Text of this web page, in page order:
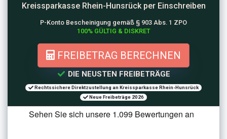
Kreissparkasse Rhein-Hunsrück per Einschreiben
P-Konto Bescheinigung gemäß § 903 Abs. 1 ZPO
100% GÜLTIG & DISKRET
FREIBETRAG BERECHNEN
DIE NEUSTEN FREIBETRÄGE
Rechtssichere Direktzustellung an Kreissparkasse Rhein-Hunsrück
Neue Freibeträge 2026